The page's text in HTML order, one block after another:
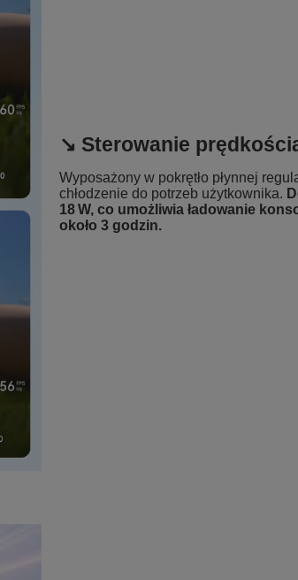
↘️ Sterowanie
Wyposażony w pokrętło płynnej
chłodzenie do potrzeb użytkownika.
18 W, co umożliwia ładowanie
około 3 godzin.